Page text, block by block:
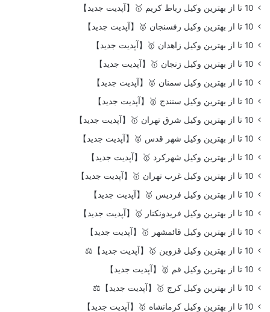
10 تا از بهترین وکیل رباط کریم 🥇【آپدیت جدید】
10 تا از بهترین وکیل رفسنجان 🥇【آپدیت جدید】
10 تا از بهترین وکیل زاهدان 🥇【آپدیت جدید】
10 تا از بهترین وکیل زنجان 🥇【آپدیت جدید】
10 تا از بهترین وکیل سمنان 🥇【آپدیت جدید】
10 تا از بهترین وکیل سنندج 🥇【آپدیت جدید】
10 تا از بهترین وکیل شرق تهران 🥇【آپدیت جدید】
10 تا از بهترین وکیل شهر قدس 🥇【آپدیت جدید】
10 تا از بهترین وکیل شهرکرد 🥇【آپدیت جدید】
10 تا از بهترین وکیل غرب تهران 🥇【آپدیت جدید】
10 تا از بهترین وکیل فردیس 🥇【آپدیت جدید】
10 تا از بهترین وکیل فریدونکنار 🥇【آپدیت جدید】
10 تا از بهترین وکیل قائمشهر 🥇【آپدیت جدید】
10 تا از بهترین وکیل قزوین 🥇【آپدیت جدید】⚖️
10 تا از بهترین وکیل قم 🥇【آپدیت جدید】
10 تا از بهترین وکیل کرج 🥇【آپدیت جدید】⚖️
10 تا از بهترین وکیل کرمانشاه 🥇【آپدیت جدید】